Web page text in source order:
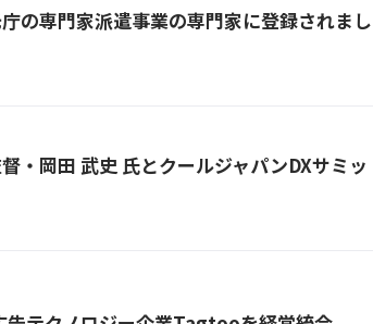
の専門家派遣事業の専門家に登録されま
・岡田 武史 氏とクールジャパンDXサミ